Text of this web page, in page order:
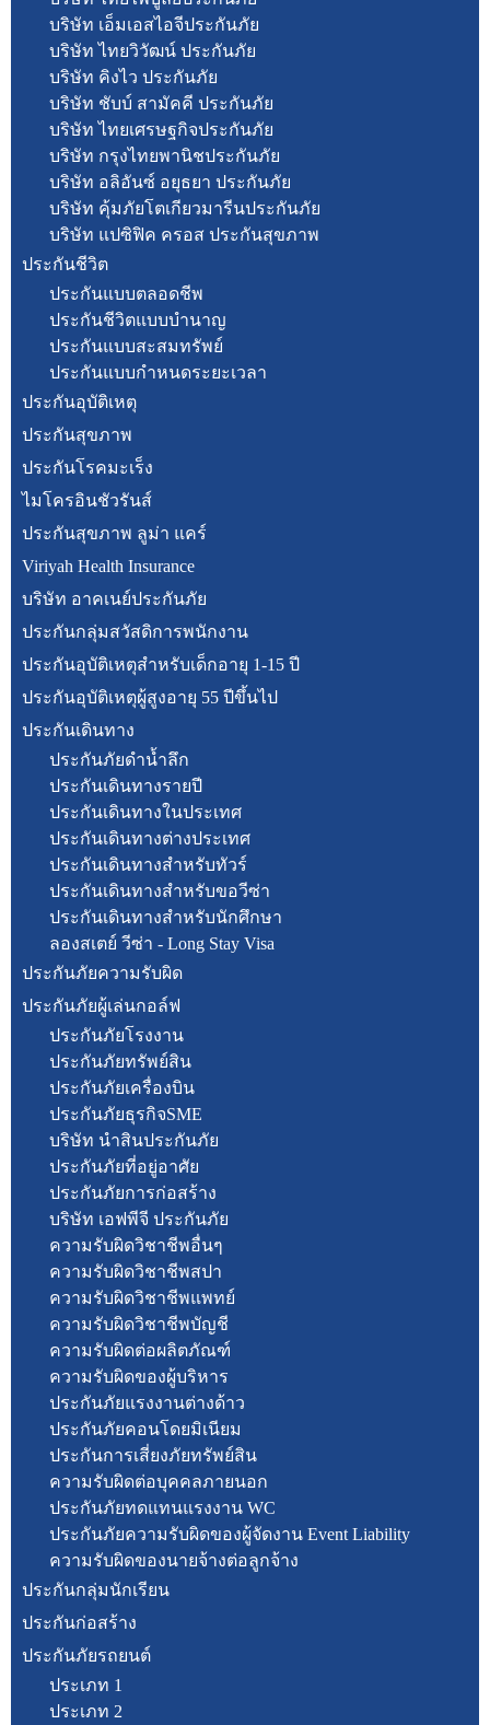
บริษัท เอ็มเอสไอจีประกันภัย
บริษัท ไทยวิวัฒน์ ประกันภัย
บริษัท คิงไว ประกันภัย
บริษัท ชับบ์ สามัคคี ประกันภัย
บริษัท ไทยเศรษฐกิจประกันภัย
บริษัท กรุงไทยพานิชประกันภัย
บริษัท อลิอันซ์ อยุธยา ประกันภัย
บริษัท คุ้มภัยโตเกียวมารีนประกันภัย
บริษัท แปซิฟิค ครอส ประกันสุขภาพ
ประกันชีวิต
ประกันแบบตลอดชีพ
ประกันชีวิตแบบบำนาญ
ประกันแบบสะสมทรัพย์
ประกันแบบกำหนดระยะเวลา
ประกันอุบัติเหตุ
ประกันสุขภาพ
ประกันโรคมะเร็ง
ไมโครอินชัวรันส์
ประกันสุขภาพ ลูม่า แคร์
Viriyah Health Insurance
บริษัท อาคเนย์ประกันภัย
ประกันกลุ่มสวัสดิการพนักงาน
ประกันอุบัติเหตุสำหรับเด็กอายุ 1-15 ปี
ประกันอุบัติเหตุผู้สูงอายุ 55 ปีขึ้นไป
ประกันเดินทาง
ประกันภัยดำน้ำลึก
ประกันเดินทางรายปี
ประกันเดินทางในประเทศ
ประกันเดินทางต่างประเทศ
ประกันเดินทางสำหรับทัวร์
ประกันเดินทางสำหรับขอวีซ่า
ประกันเดินทางสำหรับนักศึกษา
ลองสเตย์ วีซ่า - Long Stay Visa
ประกันภัยความรับผิด
ประกันภัยผู้เล่นกอล์ฟ
ประกันภัยโรงงาน
ประกันภัยทรัพย์สิน
ประกันภัยเครื่องบิน
ประกันภัยธุรกิจSME
บริษัท นำสินประกันภัย
ประกันภัยที่อยู่อาศัย
ประกันภัยการก่อสร้าง
บริษัท เอฟพีจี ประกันภัย
ความรับผิดวิชาชีพอื่นๆ
ความรับผิดวิชาชีพสปา
ความรับผิดวิชาชีพแพทย์
ความรับผิดวิชาชีพบัญชี
ความรับผิดต่อผลิตภัณฑ์
ความรับผิดของผู้บริหาร
ประกันภัยแรงงานต่างด้าว
ประกันภัยคอนโดยมิเนียม
ประกันการเสี่ยงภัยทรัพย์สิน
ความรับผิดต่อบุคคลภายนอก
ประกันภัยทดแทนแรงงาน WC
ประกันภัยความรับผิดของผู้จัดงาน Event Liability
ความรับผิดของนายจ้างต่อลูกจ้าง
ประกันกลุ่มนักเรียน
ประกันก่อสร้าง
ประกันภัยรถยนต์
ประเภท 1
ประเภท 2